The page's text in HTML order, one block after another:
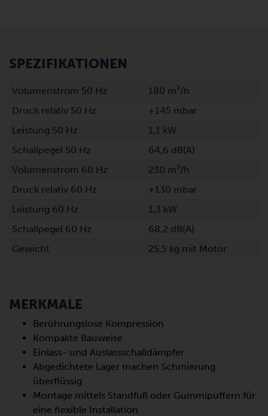
SPEZIFIKATIONEN
Volumenstrom 50 Hz
180 m³/h
Druck relativ 50 Hz
+145 mbar
Leistung 50 Hz
1,1 kW
Schallpegel 50 Hz
64,6 dB(A)
Volumenstrom 60 Hz
230 m³/h
Druck relativ 60 Hz
+130 mbar
Leistung 60 Hz
1,3 kW
Schallpegel 60 Hz
68,2 dB(A)
Gewicht
25,5 kg mit Motor
MERKMALE
Berührungslose Kompression
Kompakte Bauweise
Einlass- und Auslassschalldämpfer
Abgedichtete Lager machen Schmierung
überflüssig
Montage mittels Standfuß oder Gummipuffern für
eine flexible Installation